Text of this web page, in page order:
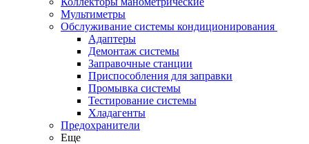
Мультиметры
Обслуживание системы кондиционирования
Адаптеры
Демонтаж системы
Заправочные станции
Приспособления для заправки
Промывка системы
Тестирование системы
Хладагенты
Предохранители
Еще